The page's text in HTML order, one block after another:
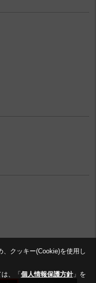
クッキー(Cookie)を使用し
、「 個人情報保護方針」を